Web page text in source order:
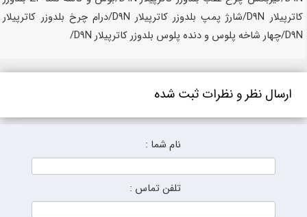
ارسال نظر و نظرات ثبت شده
نام شما :
تلفن تماس :